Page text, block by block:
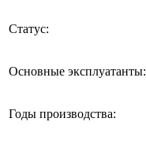
Статус:
Основные эксплуатанты:
Годы производства: